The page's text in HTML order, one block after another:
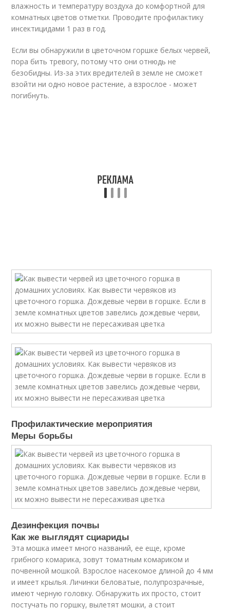
влажность и температуру воздуха до комфортной для
комнатных цветов отметки. Проводите профилактику
инсектицидами 1 раз в год.
Если вы обнаружили в цветочном горшке белых червей,
пора бить тревогу, потому что они отнюдь не
безобидны. Из-за этих вредителей в земле не сможет
взойти ни одно новое растение, а взрослое - может
погибнуть.
Профилактические мероприятия
Меры борьбы
Дезинфекция почвы
Как же выглядят сциариды
Эта мошка имеет много названий, ее еще, кроме
грибного комарика, зовут томатным комариком и
почвенной мошкой. Взрослое насекомое длиной до 4 мм
и имеет крылья. Личинки беловатые, полупрозрачные,
имеют черную головку. Обнаружить их просто, стоит
постучать по горшку, вылетят мошки, а стоит